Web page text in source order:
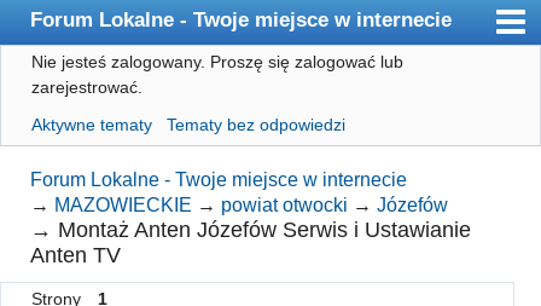
Forum Lokalne - Twoje miejsce w internecie
Główna
Użytkownicy
Rejestracja
Logowanie
Nie jesteś zalogowany. Proszę się zalogować lub
zarejestrować.
Aktywne tematy
Tematy bez odpowiedzi
Forum Lokalne - Twoje miejsce w internecie
→ MAZOWIECKIE → powiat otwocki →Józefów
→ Montaż Anten Józefów Serwis i Ustawianie
Anten TV
Strony 1